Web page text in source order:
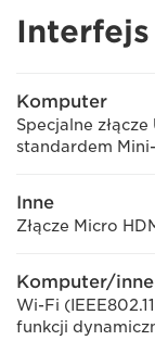
Interfejs
Komputer
Specjalne
standardem
Inne
Złącze Micro
Komputer/inne
Wi-Fi
funkcji